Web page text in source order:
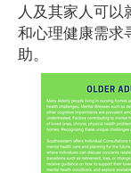
人及其家人可以
和心理健康需求
助。